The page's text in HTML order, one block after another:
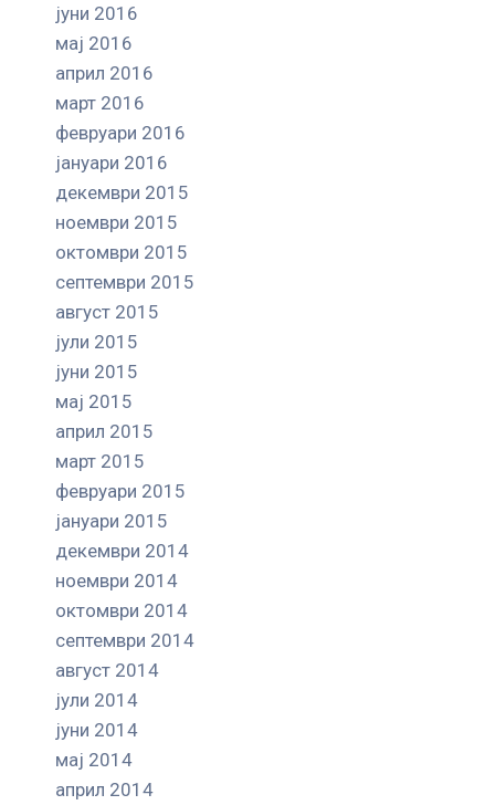
јуни 2016
мај 2016
април 2016
март 2016
февруари 2016
јануари 2016
декември 2015
ноември 2015
октомври 2015
септември 2015
август 2015
јули 2015
јуни 2015
мај 2015
април 2015
март 2015
февруари 2015
јануари 2015
декември 2014
ноември 2014
октомври 2014
септември 2014
август 2014
јули 2014
јуни 2014
мај 2014
април 2014